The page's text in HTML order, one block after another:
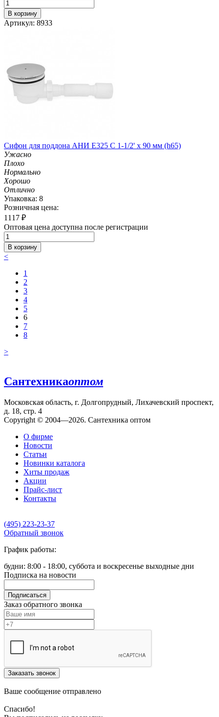
В корзину
Артикул: 8933
Сифон для поддона АНИ Е325 С 1-1/2' х 90 мм (h65)
Ужасно
Плохо
Нормально
Хорошо
Отлично
Упаковка: 8
Розничная цена:
1117 ₽
Оптовая цена доступна после регистрации
В корзину
<
1
2
3
4
5
6
7
8
>
Сантехникаоптом
Московская область, г. Долгопрудный, Лихачевский проспект,
д. 18, стр. 4
Copyright © 2004—2026. Сантехника оптом
О фирме
Новости
Статьи
Новинки каталога
Хиты продаж
Акции
Прайс-лист
Контакты
(495) 223-23-37
Обратный звонок
График работы:
будни: 8:00 - 18:00, суббота и воскресенье выходные дни
Подписка на новости
Подписаться
Заказ обратного звонка
Заказать звонок
Ваше сообщение отправлено
Спасибо!